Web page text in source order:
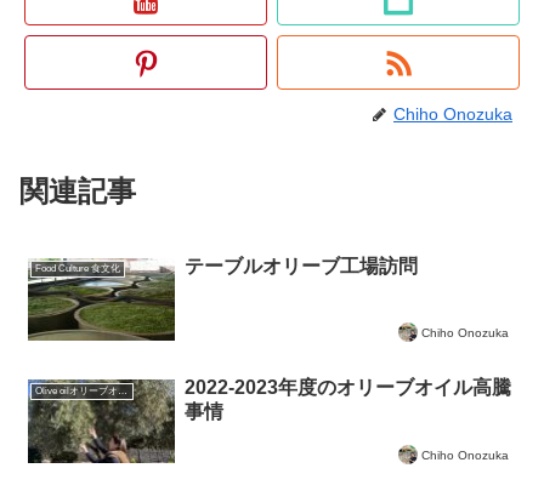
Chiho Onozuka
関連記事
Food Culture 食文化 テーブルオリーブ工場訪問
Chiho Onozuka
2022-2023年度のオリーブオイル高騰
事情
Chiho Onozuka